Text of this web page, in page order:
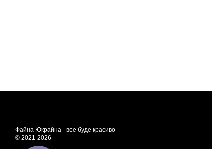
Файна Юкрайна - все буде красиво
© 2021-2026